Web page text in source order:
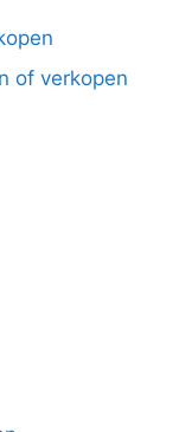
of verkopen